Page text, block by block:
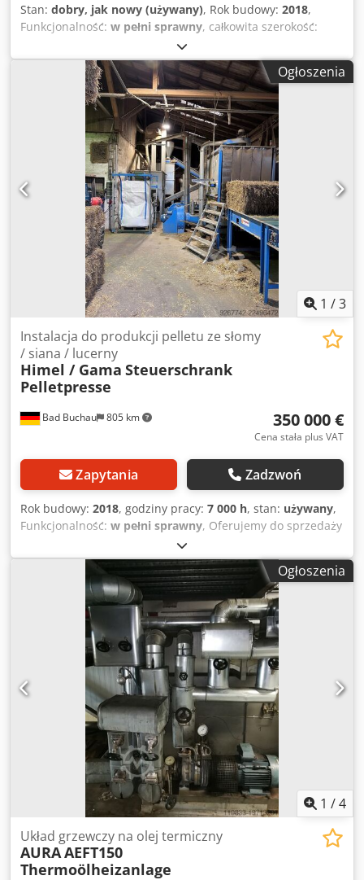
Stan: dobry, jak nowy (używany), Rok budowy: 2018,
Funkcjonalność: w pełni sprawny, całkowita szerokość:
, całkowita długość:9 100 mm
wysokość:3 000 mm, masa całkowita:40 500 kg,
Automatyczna maszyna do laminowania paneli
słonecznych, umożliwiająca podwójną wydajność.
Laminator służy do produkcji modułów słonecznych lub
materiałów kompozytowych. Dkjdpfezrdhgex Akljr Wiele
warstw materiałów jest łączonych ze sobą, a następnie
wprowadzanych do laminatora. Materiały są laminowane
pod wpływem ciśnienia i temperatury. Proces laminowania
odbywa się w warunkach próżniowych, co zapobiega
obecności niepożądanych gazów w gotowym produkcie. Na
koniec gotowy laminat jest wyprowadzany z laminatora.
Maszyna jest dostarczana z dużą ilością części zamiennych
i można ją obejrzeć podczas pracy.
Ogłoszenia
1 /3
Bad Buchau 805 km
Instalacja do produkcji pelletu ze słomy
/ siana / lucerny
Himel / Gama Steuerschrank
Pelletpresse
350 000 €
Cena stała plus VAT
Zapytania Zadzwoń
Rok budowy: 2018, godziny pracy: 7 000 h, stan: używany,
Funkcjonalność: w pełni sprawny, Oferujemy do sprzedaży
używany szafę sterowniczą do prasy peletowej
Himel/Gama, przeznaczoną do produkcji peletu ze
słomy/siana/lucerny, wyprodukowaną w 2018 roku.
Przepracowane około 7000 godzin. Wydajność godzinowa,
w zależności od rodzaju biomasy, wynosi według
producenta od 700 do 1200 kg. Dodatkowo dostępna jest
oddzielna prasa o mocy 90 kW za 95 000 EUR, z
przepracowanymi około 500 godzinami, wyprodukowana w
2025 roku. Typ: szafa sterownicza do prasy peletowej
Numer: 20182138 Rok produkcji: 2018 Zasilanie: TNC-S 400
V AC/N/PE Częstotliwość: 50 Hz Moc: 195 kW Dedpfxjzrvh
Eo Aklskr Maksymalny pobór prądu: 375 A W razie pytań
lub potrzeby uzyskania dodatkowych informacji, prosimy o
Ogłoszenia
1 /4
Układ grzewczy na olej termiczny
AURAAEFT150
Thermoölheizanlage